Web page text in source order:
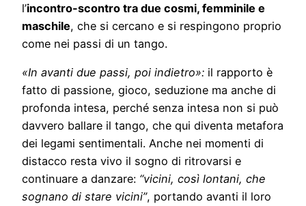
l’incontro-scontro tra due cosmi, femminile e
maschile, che si cercano e si respingono proprio
come nei passi di un tango.
«In avanti due passi, poi indietro»: il rapporto è
fatto di passione, gioco, seduzione ma anche di
profonda intesa, perché senza intesa non si può
davvero ballare il tango, che qui diventa metafora
dei legami sentimentali. Anche nei momenti di
distacco resta vivo il sogno di ritrovarsi e
continuare a danzare: “vicini, così lontani, che
sognano di stare vicini”, portando avanti il loro